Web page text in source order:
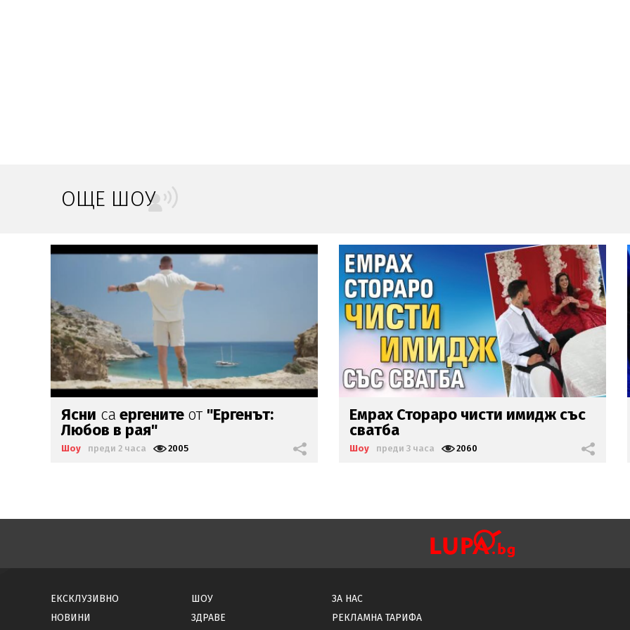
ОЩЕ ШОУ
Емрах Стораро чисти имидж със
сватба
Шоу преди 3 часа 2060
Азис: Аман от педали!(видео)
Шоу преди 4 часа 3258
ЕКСКЛУЗИВНО
НОВИНИ
ШОУ
ЗДРАВЕ
ЗА НАС
РЕКЛАМНА ТАРИФА